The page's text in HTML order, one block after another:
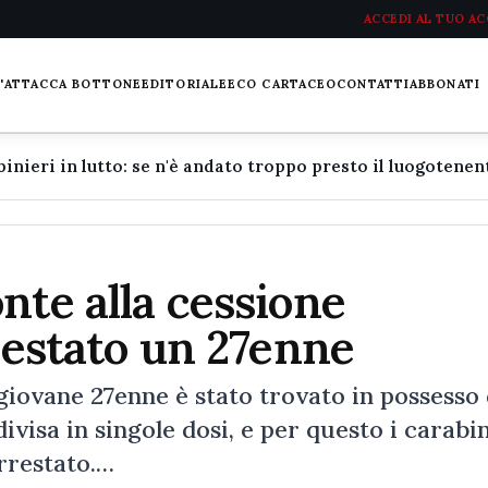
ACCEDI AL TUO
BOTTONEEDITORIALEECO CARTACEOCONTATTIABBONATI
alla cessione
un 27enne
27enne è stato trovato in possesso
in singole dosi, e per questo i